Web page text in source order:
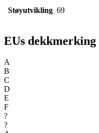
Støyutvikling 69
EUs dekkmerking
A
B
C
D
E
F
?
?